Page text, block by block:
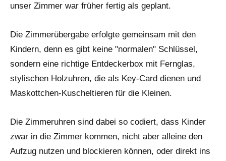
unser Zimmer war früher fertig als geplant.
Die Zimmerübergabe erfolgte gemeinsam mit den
Kindern, denn es gibt keine "normalen" Schlüssel,
sondern eine richtige Entdeckerbox mit Fernglas,
stylischen Holzuhren, die als Key-Card dienen und
Maskottchen-Kuscheltieren für die Kleinen.
Die Zimmeruhren sind dabei so codiert, dass Kinder
zwar in die Zimmer kommen, nicht aber alleine den
Aufzug nutzen und blockieren können, oder direkt ins